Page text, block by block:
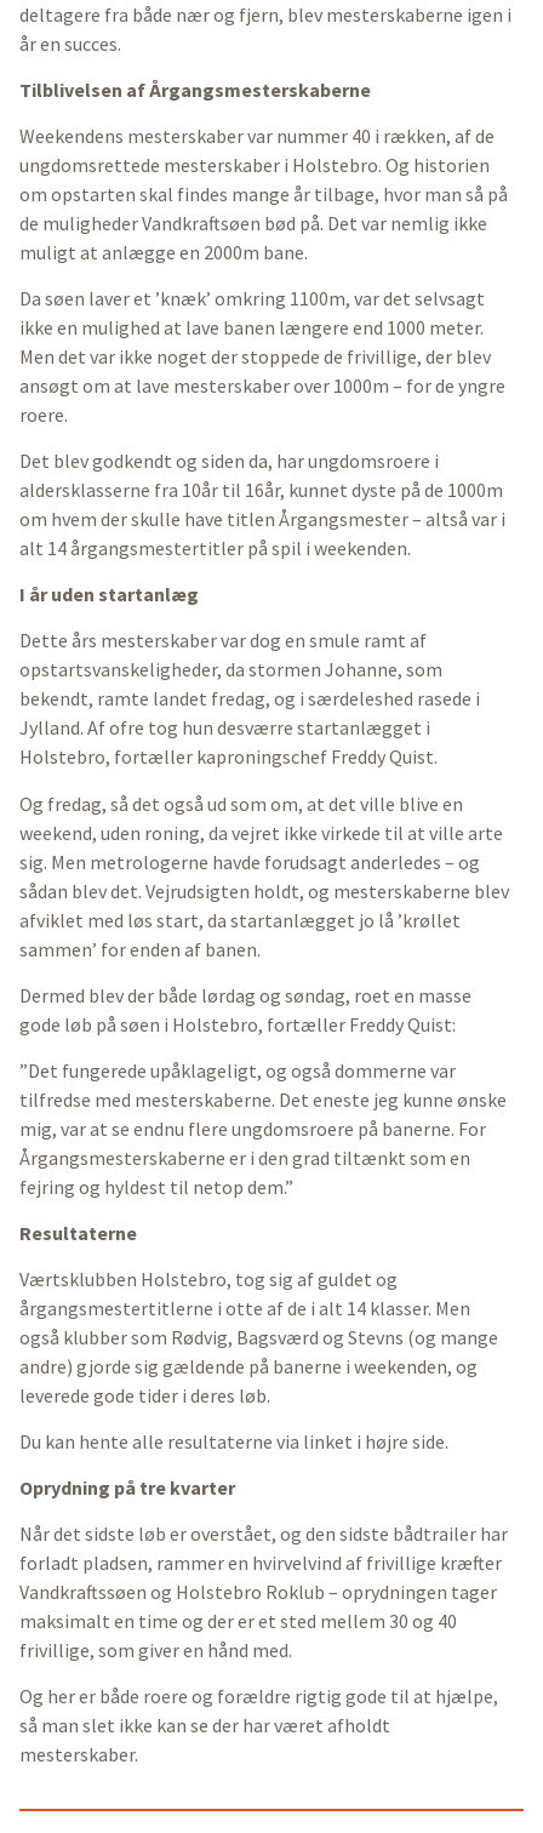
deltagere fra både nær og fjern, blev mesterskaberne igen i
år en succes.
Tilblivelsen af Årgangsmesterskaberne
Weekendens mesterskaber var nummer 40 i rækken, af de
ungdomsrettede mesterskaber i Holstebro. Og historien
om opstarten skal findes mange år tilbage, hvor man så på
de muligheder Vandkraftsøen bød på. Det var nemlig ikke
muligt at anlægge en 2000m bane.
Da søen laver et ’knæk’ omkring 1100m, var det selvsagt
ikke en mulighed at lave banen længere end 1000 meter.
Men det var ikke noget der stoppede de frivillige, der blev
ansøgt om at lave mesterskaber over 1000m – for de yngre
roere.
Det blev godkendt og siden da, har ungdomsroere i
aldersklasserne fra 10år til 16år, kunnet dyste på de 1000m
om hvem der skulle have titlen Årgangsmester – altså var i
alt 14 årgangsmestertitler på spil i weekenden.
I år uden startanlæg
Dette års mesterskaber var dog en smule ramt af
opstartsvanskeligheder, da stormen Johanne, som
bekendt, ramte landet fredag, og i særdeleshed rasede i
Jylland. Af ofre tog hun desværre startanlægget i
Holstebro, fortæller kaproningschef Freddy Quist.
Og fredag, så det også ud som om, at det ville blive en
weekend, uden roning, da vejret ikke virkede til at ville arte
sig. Men metrologerne havde forudsagt anderledes – og
sådan blev det. Vejrudsigten holdt, og mesterskaberne blev
afviklet med løs start, da startanlægget jo lå ’krøllet
sammen’ for enden af banen.
Dermed blev der både lørdag og søndag, roet en masse
gode løb på søen i Holstebro, fortæller Freddy Quist:
”Det fungerede upåklageligt, og også dommerne var
tilfredse med mesterskaberne. Det eneste jeg kunne ønske
mig, var at se endnu flere ungdomsroere på banerne. For
Årgangsmesterskaberne er i den grad tiltænkt som en
fejring og hyldest til netop dem.”
Resultaterne
Værtsklubben Holstebro, tog sig af guldet og
årgangsmestertitlerne i otte af de i alt 14 klasser. Men
også klubber som Rødvig, Bagsværd og Stevns (og mange
andre) gjorde sig gældende på banerne i weekenden, og
leverede gode tider i deres løb.
Du kan hente alle resultaterne via linket i højre side.
Oprydning på tre kvarter
Når det sidste løb er overstået, og den sidste bådtrailer har
forladt pladsen, rammer en hvirvelvind af frivillige kræfter
Vandkraftssøen og Holstebro Roklub – oprydningen tager
maksimalt en time og der er et sted mellem 30 og 40
frivillige, som giver en hånd med.
Og her er både roere og forældre rigtig gode til at hjælpe,
så man slet ikke kan se der har været afholdt
mesterskaber.